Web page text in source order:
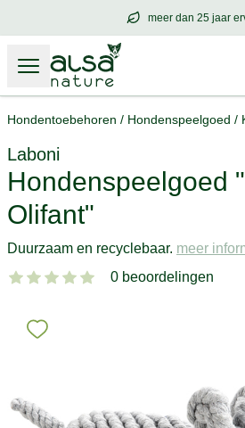
meer dan 25 jaar
meer
Hondentoebehoren / Hondenspeelgoed /
Laboni
Hondenspeelgoed
Olifant"
Duurzaam en recyclebaar. meer
0 beoordelingen